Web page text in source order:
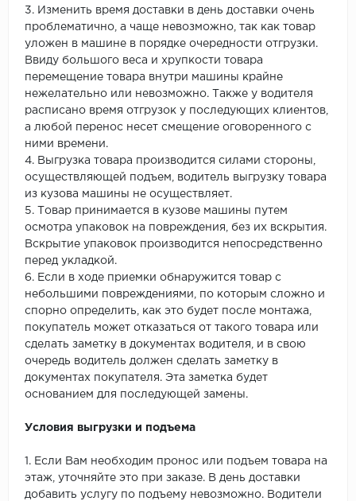
3. Изменить время доставки в день доставки очень
проблематично, а чаще невозможно, так как товар
уложен в машине в порядке очередности отгрузки.
Ввиду большого веса и хрупкости товара
перемещение товара внутри машины крайне
нежелательно или невозможно. Также у водителя
расписано время отгрузок у последующих клиентов,
а любой перенос несет смещение оговоренного с
ними времени.
4. Выгрузка товара производится силами стороны,
осуществляющей подъем, водитель выгрузку товара
из кузова машины не осуществляет.
5. Товар принимается в кузове машины путем
осмотра упаковок на повреждения, без их вскрытия.
Вскрытие упаковок производится непосредственно
перед укладкой.
6. Если в ходе приемки обнаружится товар с
небольшими повреждениями, по которым сложно и
спорно определить, как это будет после монтажа,
покупатель может отказаться от такого товара или
сделать заметку в документах водителя, и в свою
очередь водитель должен сделать заметку в
документах покупателя. Эта заметка будет
основанием для последующей замены.
Условия выгрузки и подъема
1. Если Вам необходим пронос или подъем товара на
этаж, уточняйте это при заказе. В день доставки
добавить услугу по подъему невозможно. Водители